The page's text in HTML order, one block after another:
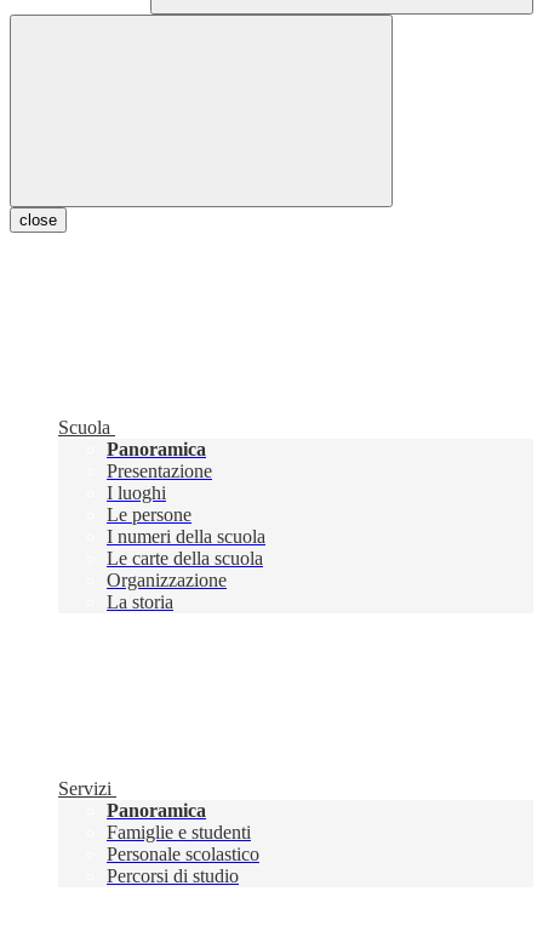
close
Scuola
Panoramica
Presentazione
I luoghi
Le persone
I numeri della scuola
Le carte della scuola
Organizzazione
La storia
Servizi
Panoramica
Famiglie e studenti
Personale scolastico
Percorsi di studio